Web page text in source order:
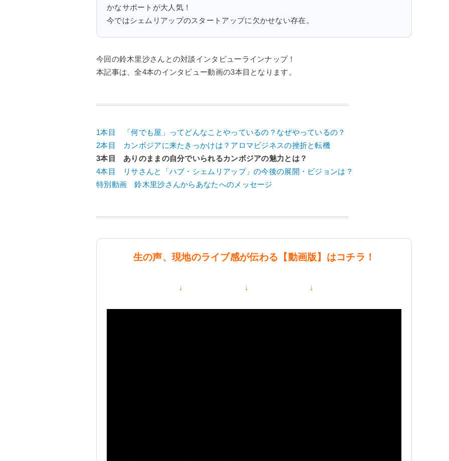
かなサポートが大人気！
今ではシェムリアップのスタートアップに欠かせない存在。
今回の鈴木里沙さんとの対談インタビューラインナップ！
本記事は、全4本のインタビュー動画の3本目となります。
1本目 「何でも屋」ってどんなことやっているの？なぜやっているの？
2本目 カンボジアに来たきっかけは？アロマビジネスの挫折と転機
3本目 ありのままの自分でいられるカンボジアの魅力とは？
4本目 リサさんと「ハブ・シェムリアップ」の今後の展開・ビジョンは？
特別動画 鈴木里沙さんからあなたへのメッセージ
生の声、現地のライブ感が伝わる【動画版】はコチラ！
↓ ↓ ↓